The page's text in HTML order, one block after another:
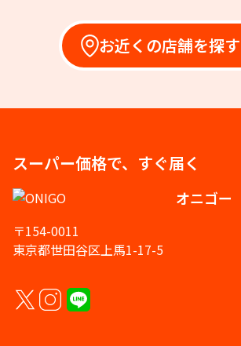
お近くの店舗を探す
スーパー価格で、すぐ届く
オニゴー
〒154-0011
東京都世田谷区上馬1-17-5